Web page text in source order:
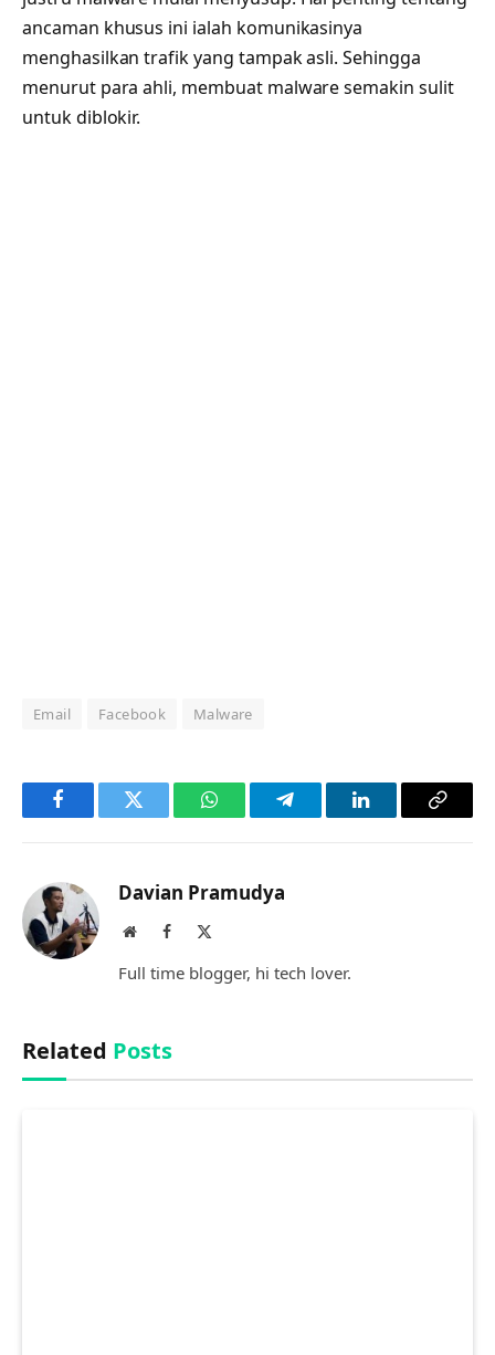
ancaman khusus ini ialah komunikasinya
menghasilkan trafik yang tampak asli. Sehingga
menurut para ahli, membuat malware semakin sulit
untuk diblokir.
Email Facebook Malware
FacebookTwitter WhatsAppTelegramLinkedInCopy
Davian Pramudya
WebsiteFacebook
Full time blogger, hi tech lover.
Related Posts